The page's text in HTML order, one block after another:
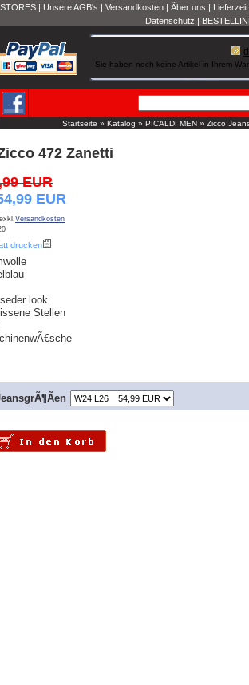
STORES | Unsere AGB's | Versandkosten | Ãber uns | Lieferzeit
Datenschutz |
Sie haben noch keine Artikel in Ihrem
Startseite » Katalog » PICALDI MEN » Zicco
472 Zanetti
EUR
EUR
Versandkosten
drucken
look
Stellen